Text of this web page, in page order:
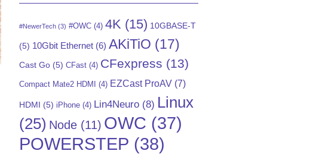
#NewerTech (3) #OWC (4) 4K (15) 10GBASE-T
(5) 10Gbit Ethernet (6) AKiTiO (17)
Cast Go (5) CFast (4) CFexpress (13)
Compact Mate2 HDMI (4) EZCast ProAV (7)
HDMI (5) iPhone (4) Lin4Neuro (8) Linux
(25) Node (11) OWC (37)
POWERSTEP (38)